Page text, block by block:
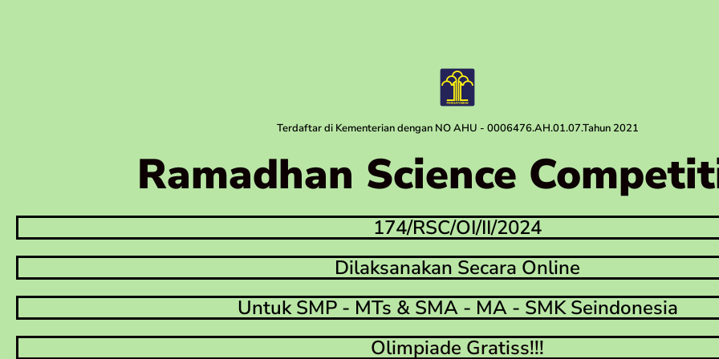
Terdaftar di Kementerian dengan NO AHU - 0006476.AH.01.07.Tahun 2021
Ramadhan Science
174/RSC/OI/II/2024
Dilaksanakan Secara Online
Untuk SMP - MTs & SMA - MA - SMK Seindonesia
Olimpiade Gratiss!!!